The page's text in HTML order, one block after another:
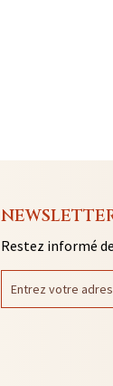
Restez informé